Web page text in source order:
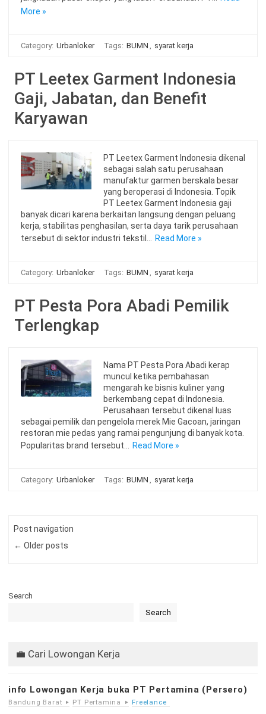
More »
Category: Urbanloker Tags: BUMN syarat kerja
PT Leetex Garment Indonesia
Gaji, Jabatan, dan Benefit
Karyawan
PT Leetex Garment Indonesia dikenal
sebagai salah satu perusahaan
manufaktur garmen berskala besar
yang beroperasi di Indonesia. Topik
PT Leetex Garment Indonesia gaji
banyak dicari karena berkaitan langsung dengan peluang
kerja, stabilitas penghasilan, serta daya tarik perusahaan
tersebut di sektor industri tekstil…
Read More »
Category: Urbanloker Tags: BUMN syarat kerja
PT Pesta Pora Abadi Pemilik
Terlengkap
Nama PT Pesta Pora Abadi kerap
muncul ketika pembahasan
mengarah ke bisnis kuliner yang
berkembang cepat di Indonesia.
Perusahaan tersebut dikenal luas
sebagai pemilik dan pengelola merek Mie Gacoan, jaringan
restoran mie pedas yang ramai pengunjung di banyak kota.
Popularitas brand tersebut…
Read More »
Category: Urbanloker Tags: BUMN syarat kerja
Post navigation
← Older posts
Search
Search
💼 Cari Lowongan Kerja
info Lowongan Kerja buka PT Pertamina (Persero)
Bandung Barat PT Pertamina Freelance